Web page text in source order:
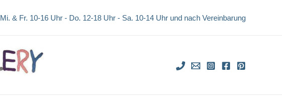
Mi. & Fr. 10-16 Uhr - Do. 12-18 Uhr - Sa. 10-14 Uhr und nach Vereinbarung